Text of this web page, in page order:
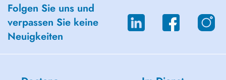
Folgen Sie uns und
verpassen Sie keine
Neuigkeiten